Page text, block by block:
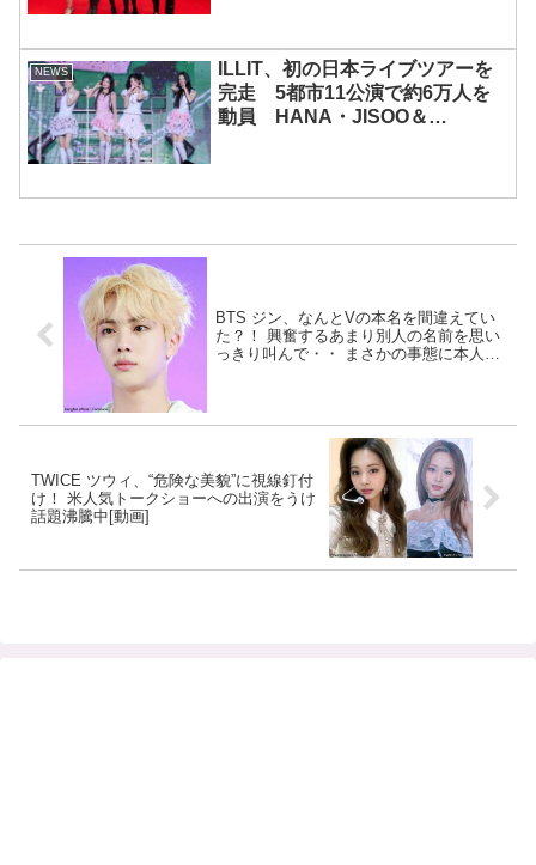
NEWS
ILLIT、初の日本ライブツアーを
完走 5都市11公演で約6万人を
動員 HANA・JISOO＆
BTS ジン、なんとVの本名を間違えてい
た？！ 興奮するあまり別人の名前を思い
っきり叫んで・・ まさかの事態に本人も
TWICE ツウィ、“危険な美貌”に視線釘付
け！ 米人気トークショーへの出演をうけ
話題沸騰中[動画]